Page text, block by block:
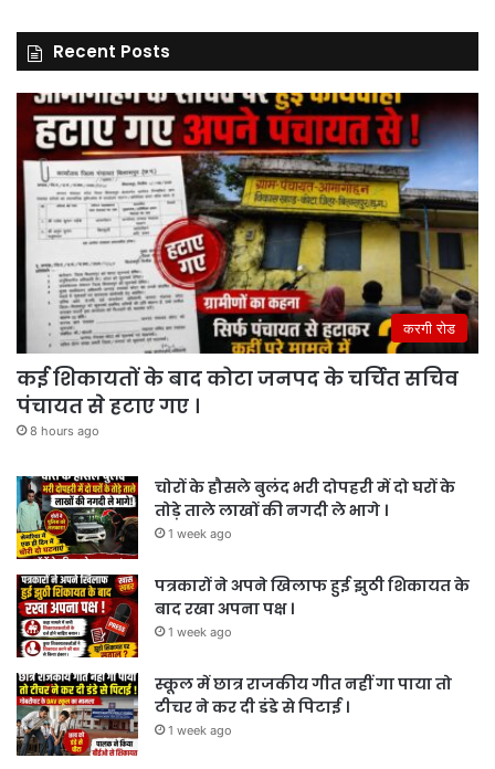
Recent Posts
करगी रोड
कई शिकायतों के बाद कोटा जनपद के चर्चित सचिव
पंचायत से हटाए गए ।
8 hours ago
चोरों के हौसले बुलंद भरी दोपहरी में दो घरों के
तोड़े ताले लाखों की नगदी ले भागे ।
1 week ago
पत्रकारों ने अपने खिलाफ हुई झुठी शिकायत के
बाद रखा अपना पक्ष ।
1 week ago
स्कूल में छात्र राजकीय गीत नहीं गा पाया तो
टीचर ने कर दी डंडे से पिटाई ।
1 week ago